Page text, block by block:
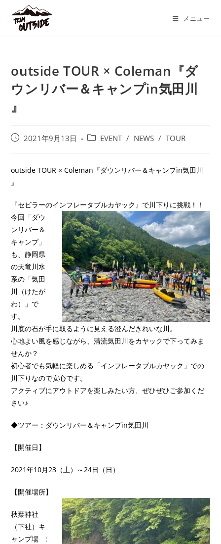
メニュー
outside TOUR × Coleman『ダ
ウンリバー＆キャンプin気田川
』
投
開
2021年9月13日
投
テ
ー:
EVENT / NEWS / TOUR
outside TOUR × Coleman『ダウンリバー＆キャンプin気田川
』
『セビラーのインフレータブルカヤック』で川下りに挑戦！！
今回「ダウ
ンリバー＆
キャンプ」
も、静岡県
の天竜川水
系の「気田
川（けたが
わ）」で
す。
川底の石が手に取るように見える澄んだきれいな川。
心地よい風を感じながら、清流気田川をカヤックで下ってみま
せんか？
初心者でも気軽に楽しめる「インフレータブルカヤック」での
川下りなので安心です。
アクティブにアウトドアを楽しみたい方、ぜひぜひご参加くだ
さい♪
◆ツアー：ダウンリバー＆キャンプin気田川
【開催日】
2021年10月23（土）～24日（日）
【開催場所】
秋葉神社
（下社）キ
ャンプ場 :